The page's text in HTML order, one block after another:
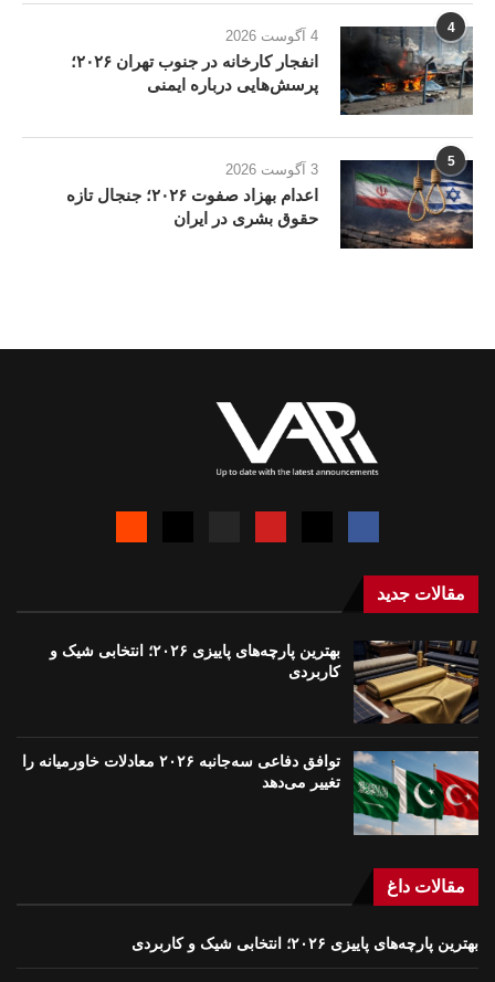
4 4 آگوست 2026
انفجار کارخانه در جنوب تهران ۲۰۲۶؛
پرسش‌هایی درباره ایمنی
5 3 آگوست 2026
اعدام بهزاد صفوت ۲۰۲۶؛ جنجال تازه
حقوق بشری در ایران
مقالات جدید
بهترین پارچه‌های پاییزی ۲۰۲۶؛ انتخابی شیک و
کاربردی
توافق دفاعی سه‌جانبه ۲۰۲۶ معادلات خاورمیانه را
تغییر می‌دهد
مقالات داغ
بهترین پارچه‌های پاییزی ۲۰۲۶؛ انتخابی شیک و کاربردی